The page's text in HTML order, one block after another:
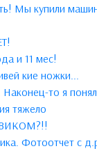
Мы купили
и 11 мес!
кие ножки...
Наконец-то я
тяжело
Фотоотчет с